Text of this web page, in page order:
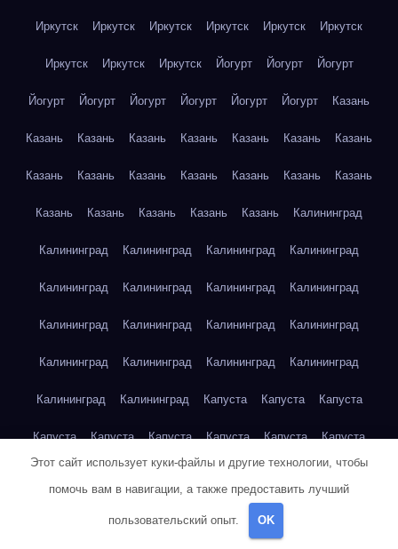
Иркутск Иркутск Иркутск Иркутск Иркутск Иркутск
Иркутск Иркутск Иркутск Йогурт Йогурт Йогурт
Йогурт Йогурт Йогурт Йогурт Йогурт Йогурт Казань
Казань Казань Казань Казань Казань Казань Казань
Казань Казань Казань Казань Казань Казань Казань
Казань Казань Казань Казань Казань Калининград
Калининград Калининград Калининград Калининград
Калининград Калининград Калининград Калининград
Калининград Калининград Калининград Калининград
Калининград Калининград Калининград Калининград
Калининград Калининград Капуста Капуста Капуста
Капуста Капуста Капуста Капуста Капуста Капуста
Этот сайт использует куки-файлы и другие технологии, чтобы
помочь вам в навигации, а также предоставить лучший
пользовательский опыт. OK